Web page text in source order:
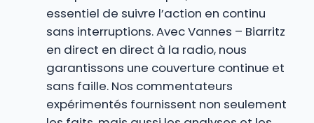
essentiel de suivre l’action en continu
sans interruptions. Avec Vannes – Biarritz
en direct en direct à la radio, nous
garantissons une couverture continue et
sans faille. Nos commentateurs
expérimentés fournissent non seulement